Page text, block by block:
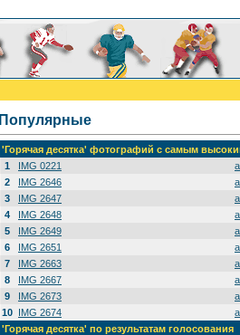
Популярные
'Горячая десятка' фотографий с самым
1
IMG 0221
2
IMG 2646
3
IMG 2647
4
IMG 2648
5
IMG 2649
6
IMG 2651
7
IMG 2663
8
IMG 2667
9
IMG 2673
10 IMG 2674
'Горячая десятка' по результатам голосования